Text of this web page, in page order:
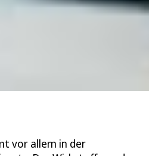
vor allem in der